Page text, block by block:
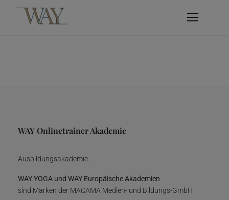
WAY Onlinetrainer Akademie
Ausbildungsakademie:
WAY YOGA und WAY Europäische Akademien
sind Marken der MACAMA Medien- und Bildungs-GmbH